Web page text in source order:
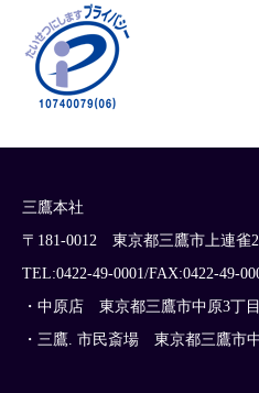
三鷹本社
〒181-0012 東京都三鷹市上連雀
TEL:0422-49-0001/FAX:0422-49-
・中原店 東京都三鷹市中原3丁
・三鷹. 市民斎場 東京都三鷹市